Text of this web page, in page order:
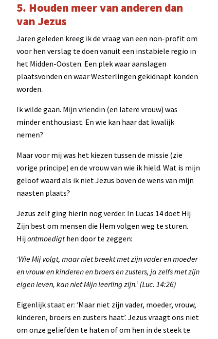
5. Houden meer van anderen dan
van Jezus
Jaren geleden kreeg ik de vraag van een non-profit om
voor hen verslag te doen vanuit een instabiele regio in
het Midden-Oosten. Een plek waar aanslagen
plaatsvonden en waar Westerlingen gekidnapt konden
worden.
Ik wilde gaan. Mijn vriendin (en latere vrouw) was
minder enthousiast. En wie kan haar dat kwalijk
nemen?
Maar voor mij was het kiezen tussen de missie (zie
vorige principe) en de vrouw van wie ik hield. Wat is mijn
geloof waard als ik niet Jezus boven de wens van mijn
naasten plaats?
Jezus zelf ging hierin nog verder. In Lucas 14 doet Hij
Zijn best om mensen die Hem volgen weg te sturen.
Hijontmoedigthen door te zeggen:
‘Wie Mij volgt, maar niet breekt met zijn vader en moeder
en vrouw en kinderen en broers en zusters, ja zelfs met zijn
eigen leven, kan niet Mijn leerling zijn.’ (Luc. 14:26)
Eigenlijk staat er: ‘Maar niet zijn vader, moeder, vrouw,
kinderen, broers en zusters haat’. Jezus vraagt ons niet
om onze geliefden te haten of om hen in de steek te